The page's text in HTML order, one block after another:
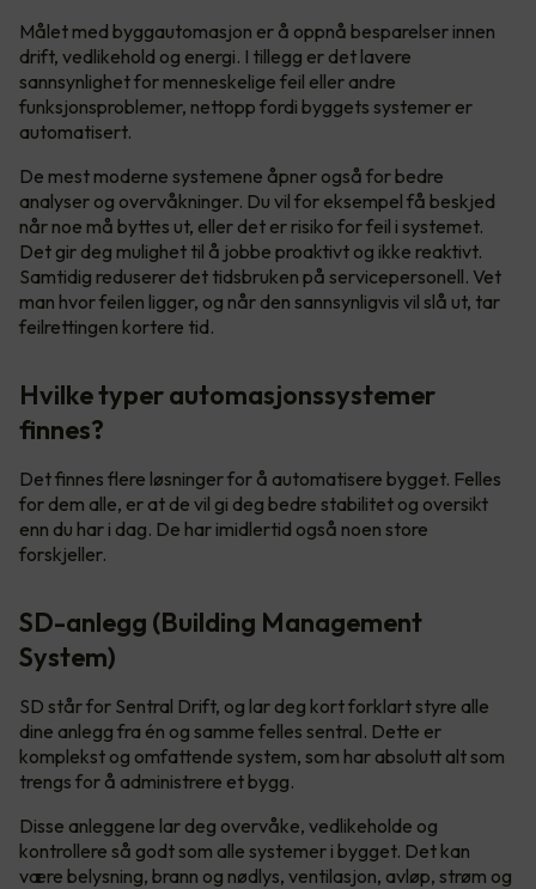
Målet med byggautomasjon er å oppnå besparelser innen
drift, vedlikehold og energi. I tillegg er det lavere
sannsynlighet for menneskelige feil eller andre
funksjonsproblemer, nettopp fordi byggets systemer er
automatisert.
De mest moderne systemene åpner også for bedre
analyser og overvåkninger. Du vil for eksempel få beskjed
når noe må byttes ut, eller det er risiko for feil i systemet.
Det gir deg mulighet til å jobbe proaktivt og ikke reaktivt.
Samtidig reduserer det tidsbruken på servicepersonell. Vet
man hvor feilen ligger, og når den sannsynligvis vil slå ut, tar
feilrettingen kortere tid.
Hvilke typer automasjonssystemer
finnes?
Det finnes flere løsninger for å automatisere bygget. Felles
for dem alle, er at de vil gi deg bedre stabilitet og oversikt
enn du har i dag. De har imidlertid også noen store
forskjeller.
SD-anlegg (Building Management
System)
SD står for Sentral Drift, og lar deg kort forklart styre alle
dine anlegg fra én og samme felles sentral. Dette er
komplekst og omfattende system, som har absolutt alt som
trengs for å administrere et bygg.
Disse anleggene lar deg overvåke, vedlikeholde og
kontrollere så godt som alle systemer i bygget. Det kan
være belysning, brann og nødlys, ventilasjon, avløp, strøm og